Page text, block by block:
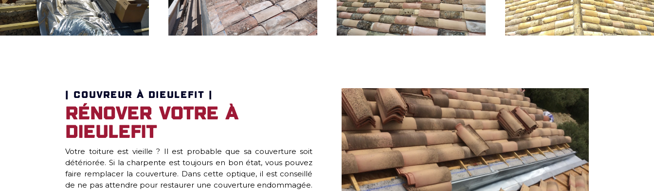
| COUVREUR À DIEULEFIT |
Rénover votre à
Dieulefit
Votre toiture est vieille ? Il est probable que sa couverture soit
détériorée. Si la charpente est toujours en bon état, vous pouvez
faire remplacer la couverture. Dans cette optique, il est conseillé
de ne pas attendre pour restaurer une couverture endommagée.